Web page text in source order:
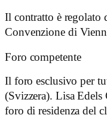
Il contratto è regolato
Convenzione di
Foro competente
Il foro esclusivo per
(Svizzera). Lisa
foro di residenza del